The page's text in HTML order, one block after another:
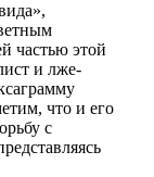
частью этой
и лже-
что и его
с